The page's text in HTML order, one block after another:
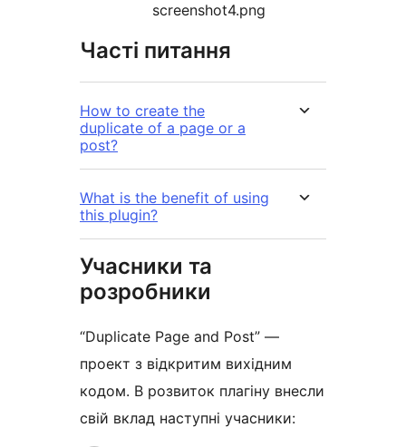
screenshot4.png
Часті питання
How to create the
duplicate of a page or a
post?
What is the benefit of using
this plugin?
Учасники та
розробники
“Duplicate Page and Post” —
проект з відкритим вихідним
кодом. В розвиток плагіну внесли
свій вклад наступні учасники: